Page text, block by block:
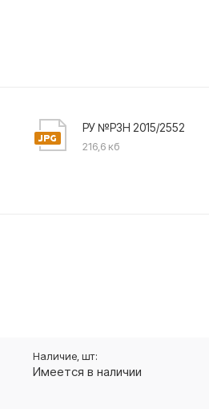
РУ №РЗН 2015/2552
216,6 кб
Имеется в наличии